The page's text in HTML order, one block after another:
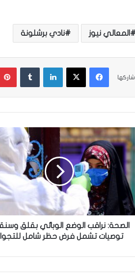
المعالي نيوز نادي برشلونة
شاركها
فيسبوك ‫X لينكدإن
الصحة: نراقب الوضع الوبائي بقلق
توصيات تشمل فرض حظر شامل